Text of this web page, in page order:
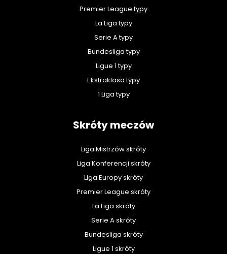
Premier League typy
La Liga typy
Serie A typy
Bundesliga typy
Ligue 1 typy
Ekstraklasa typy
1 Liga typy
Skróty meczów
Liga Mistrzów skróty
Liga Konferencji skróty
Liga Europy skróty
Premier League skróty
La Liga skróty
Serie A skróty
Bundesliga skróty
Ligue 1 skróty